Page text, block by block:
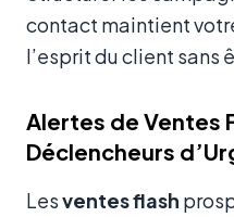
contact maintient
l’esprit du client sans
Alertes de Ventes
Déclencheurs
Lesventes flash